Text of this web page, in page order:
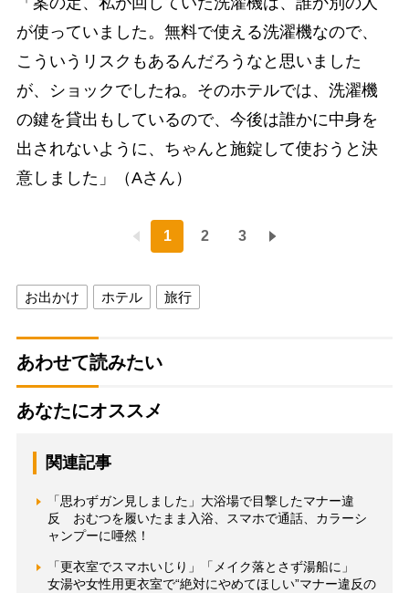
が使っていました。無料で使える洗濯機なので、
こういうリスクもあるんだろうなと思いました
が、ショックでしたね。そのホテルでは、洗濯機
の鍵を貸出もしているので、今後は誰かに中身を
出されないように、ちゃんと施錠して使おうと決
意しました」（Aさん）
1 2 3
お出かけ ホテル 旅行
あわせて読みたい
あなたにオススメ
関連記事
「思わずガン見しました」大浴場で目撃したマナー違
反 おむつを履いたまま入浴、スマホで通話、カラーシ
ャンプーに唖然！
「更衣室でスマホいじり」「メイク落とさず湯船に」
女湯や女性用更衣室で“絶対にやめてほしい”マナー違反の